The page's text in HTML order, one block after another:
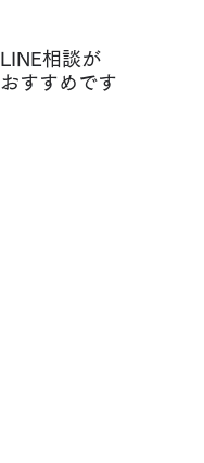
LINE相談が
​おすすめです